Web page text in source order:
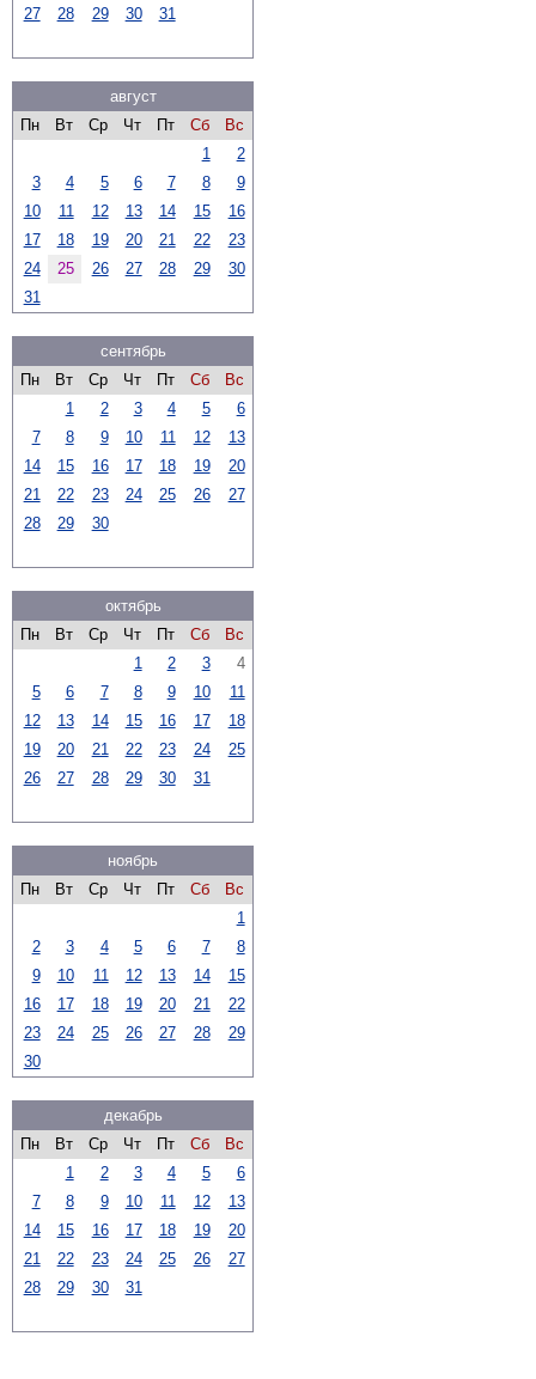
27
28 29 30 31
август
Пн
Вт Ср Чт Пт Сб
Вс
1
2
3
4 5 6 7 8
9
10
11 12 13 14 15
16
17
18 19 20 21 22
23
24
25 26 27 28 29
30
31
сентябрь
Пн
Вт Ср Чт Пт Сб
Вс
1
2 3 4 5
6
7
8 9 10 11 12
13
14
15 16 17 18 19
20
21
22 23 24 25 26
27
28
29 30
октябрь
Пн
Вт Ср Чт Пт Сб
Вс
1
2 3
4
5
6 7 8 9 10
11
12
13 14 15 16 17
18
19
20 21 22 23 24
25
26
27 28 29 30 31
ноябрь
Пн
Вт Ср Чт Пт Сб
Вс
1
2
3 4 5 6 7
8
9
10 11 12 13 14
15
16
17 18 19 20 21
22
23
24 25 26 27 28
29
30
декабрь
Пн
Вт Ср Чт Пт Сб
Вс
1
2 3 4 5
6
7
8 9 10 11 12
13
14
15 16 17 18 19
20
21
22 23 24 25 26
27
28
29 30 31